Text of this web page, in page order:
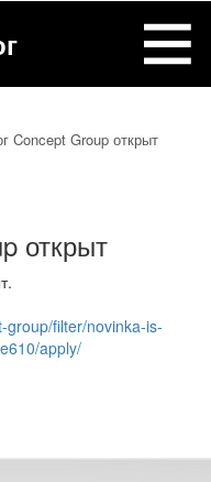
Concept Group открыт
открыт
group/filter/novinka-is-
apply/